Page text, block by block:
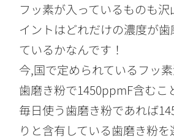
フッ素が入っているものも
イントはどれだけの濃度が
ているかなんです！
今,国で定められているフッ
歯磨き粉で1450ppmF含むこ
毎日使う歯磨き粉であれば
りと含有している歯磨き粉